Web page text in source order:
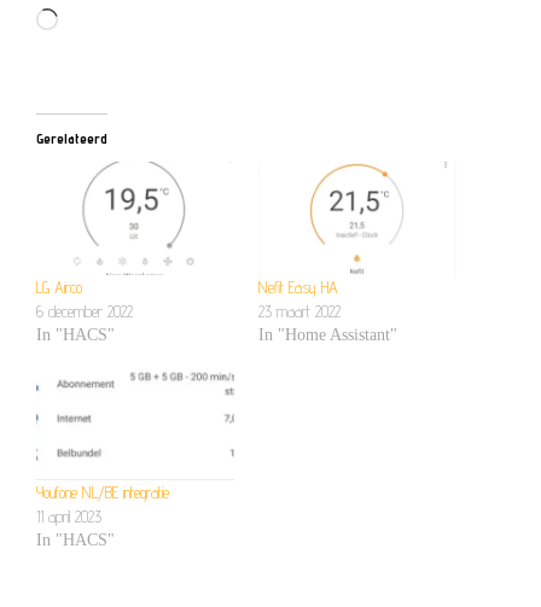
Aan het laden...
Gerelateerd
LG Airco
6 december 2022
In "HACS"
Nefit Easy HA
23 maart 2022
In "Home Assistant"
Youfone NL/BE integratie
11 april 2023
In "HACS"